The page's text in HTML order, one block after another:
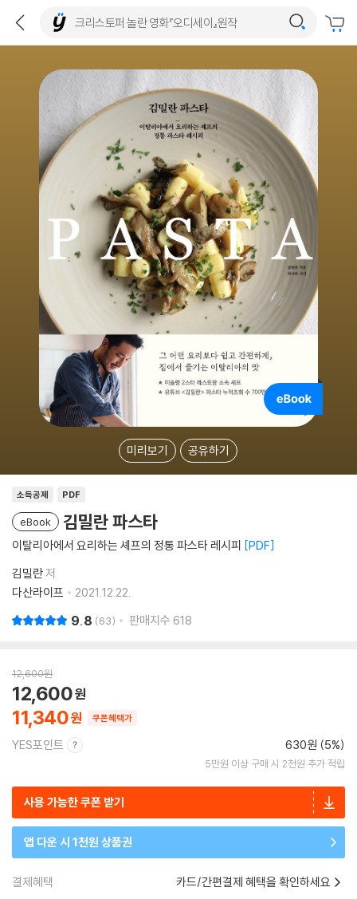
미리보기 공유하기
소득공제 PDF
eBook 김밀란 파스타
이탈리아에서 요리하는 셰프의 정통 파스타 레시피 PDF
김밀란저
다산라이프
2021.12.22.
9.8 63 판매지수 618
12,600원
11,340
12,600
쿠폰혜택가
YES포인트 630원 (5%)
5만원 이상 구매 시 2천원 추가 적립
사용 가능한 쿠폰 받기
앱 다운 시 1천원 상품권
결제혜택 카드/간편결제 혜택을 확인하세요